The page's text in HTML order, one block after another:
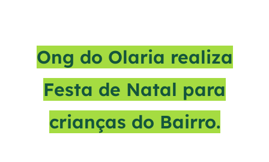
Ong do Olaria realiza
Festa de Natal para
crianças do Bairro.